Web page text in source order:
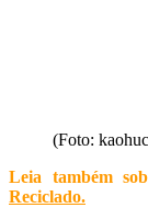
(Foto:
Leia também
Reciclado.